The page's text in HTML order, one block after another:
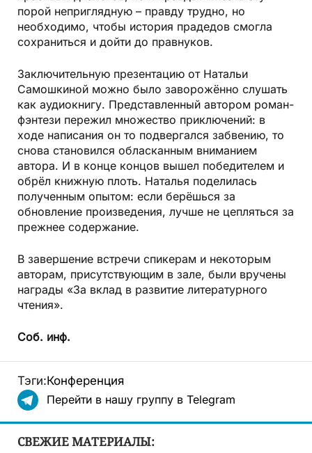
порой неприглядную – правду трудно, но
необходимо, чтобы история прадедов смогла
сохраниться и дойти до правнуков.
Заключительную презентацию от Натальи
Самошкиной можно было заворожённо слушать
как аудиокнигу. Представленный автором роман-
фэнтези пережил множество приключений: в
ходе написания он то подвергался забвению, то
снова становился обласканным вниманием
автора. И в конце концов вышел победителем и
обрёл книжную плоть. Наталья поделилась
полученным опытом: если берёшься за
обновление произведения, лучше не цепляться за
прежнее содержание.
В завершение встречи спикерам и некоторым
авторам, присутствующим в зале, были вручены
награды «За вклад в развитие литературного
чтения».
Соб. инф.
Тэги:Конференция
Перейти в нашу группу в Telegram
СВЕЖИЕ МАТЕРИАЛЫ: